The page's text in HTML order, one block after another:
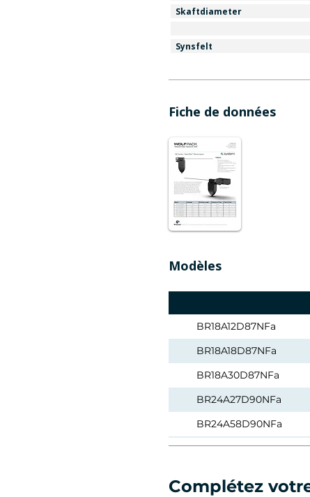
Skaftdiameter
Synsfelt
Fiche de données
Modèles
BR18A12D87NFa
BR18A18D87NFa
BR18A30D87NFa
BR24A27D90NFa
BR24A58D90NFa
BR24A35S60NFa
Complétez